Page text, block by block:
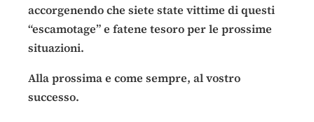
accorgenendo che siete state vittime di questi
“escamotage” e fatene tesoro per le prossime
situazioni.
Alla prossima e come sempre, al vostro
successo.